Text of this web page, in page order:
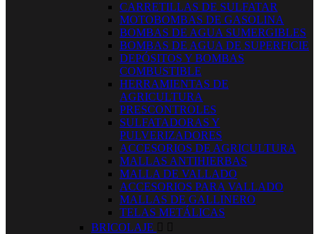
CARRETILLAS DE SULFATAR
MOTOBOMBAS DE GASOLINA
BOMBAS DE AGUA SUMERGIBLES
BOMBAS DE AGUA DE SUPERFICIE
DEPÓSITOS Y BOMBAS
COMBUSTIBLE
HERRAMIENTAS DE
AGRICULTURA
PRESCONTROLES
SULFATADORAS Y
PULVERIZADORES
ACCESORIOS DE AGRICULTURA
MALLAS ANTIHIERBAS
MALLA DE VALLADO
ACCESORIOS PARA VALLADO
MALLAS DE GALLINERO
TELAS METÁLICAS
BRICOLAJE  